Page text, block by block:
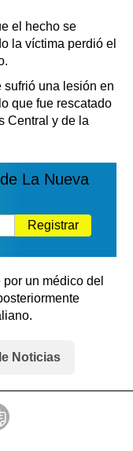
el hecho se
la víctima perdió el
sufrió una lesión en
que fue rescatado
Central y de la
La Nueva
Registrar
un médico del
Noticias